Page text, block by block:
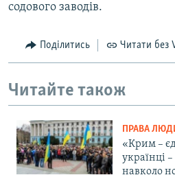
содового заводів.
Поділитись Читати без
Читайте також
ПРАВА
«Крим –
українці
навколо